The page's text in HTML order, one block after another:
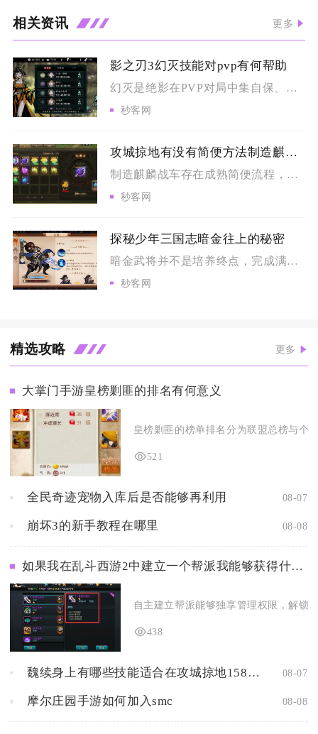
相关资讯 更多
影之刃3幻灭技能对pvp有何帮助
幻灭是绝影在PVP对局中集自保、破甲、爆发、控制于一体的核心...
秒客网
攻城掠地有没有简便方法制造麒麟战车
制造麒麟战车存在成熟简便流程，核心思路是前置条件精简达标、资...
秒客网
探秘少年三国志暗金往上的秘密
暗金武将并不是培养终点，完成满星养成之后可以开启化金进阶，突...
秒客网
精选攻略 更多
大掌门手游皇榜剿匪的排名有何意义
皇榜剿匪的榜单排名分为联盟总榜与个
521
全民奇迹宠物入库后是否能够再利用 08-07
崩坏3的新手教程在哪里 08-08
如果我在乱斗西游2中建立一个帮派我能够获得什么样的好处
自主建立帮派能够独享管理权限，解锁
438
魏续身上有哪些技能适合在攻城掠地158中使用 08-07
摩尔庄园手游如何加入smc 08-08